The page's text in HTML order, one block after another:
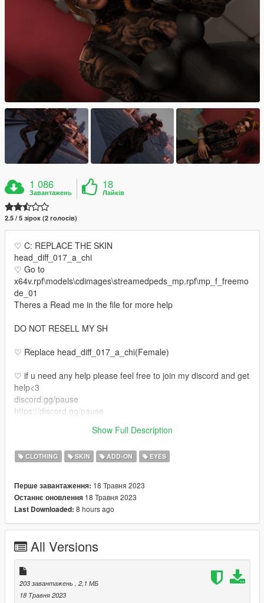
1 086
Завантажень
18
Лайків
2.5 / 5 зірок (2 голосів)
♡ C: REPLACE THE SKIN
head_diff_017_a_chi
♡ Go to
x64v.rpf\models\cdimages\streamedpeds_mp.rpf\mp_f_freemo
de_01
Theres a Read me in the file for more help
DO NOT RESELL MY SH
♡ Replace head_diff_017_a_chi(Female)
♡ if u need any help please feel free to join my discord and get
help<3
discord.gg/pause
https://discord.gg/pause
legs come join my discord <3Show Full Description
CLOTHING SKIN ADD-ON EYES
Перше завантаження: 18 Травня 2023
Останнє оновлення 18 Травня 2023
Last Downloaded: 8 hours ago
All Versions
203 завантажень , 2,1 МБ
18 Травня 2023